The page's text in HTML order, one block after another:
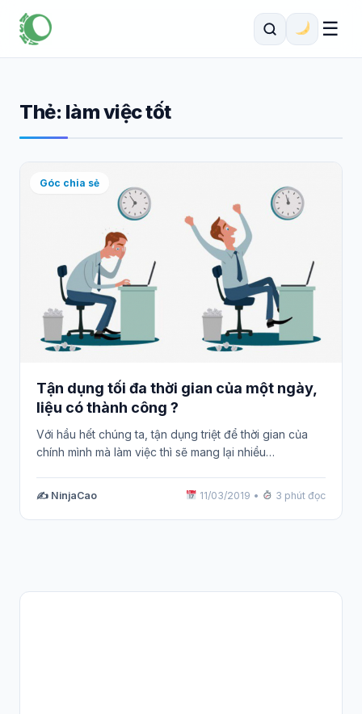
☰
Thẻ: làm việc tốt
Góc chia sẻ
Tận dụng tối đa thời gian của một ngày,
liệu có thành công ?
Với hầu hết chúng ta, tận dụng triệt để thời gian của
chính mình mà làm việc thì sẽ mang lại nhiều…
✍️ NinjaCao 11/03/2019 • 3 phút đọc